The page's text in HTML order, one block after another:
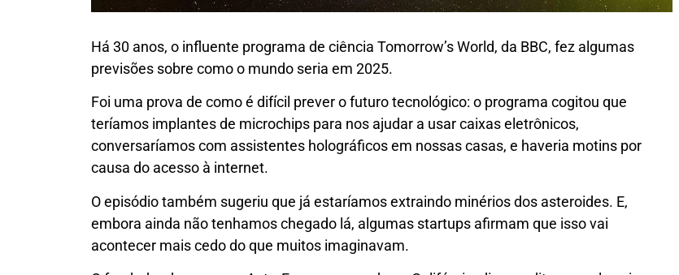
Há 30 anos, o influente programa de ciência Tomorrow’s World, da BBC, fez algumas
previsões sobre como o mundo seria em 2025.
Foi uma prova de como é difícil prever o futuro tecnológico: o programa cogitou que
teríamos implantes de microchips para nos ajudar a usar caixas eletrônicos,
conversaríamos com assistentes holográficos em nossas casas, e haveria motins por
causa do acesso à internet.
O episódio também sugeriu que já estaríamos extraindo minérios dos asteroides. E,
embora ainda não tenhamos chegado lá, algumas startups afirmam que isso vai
acontecer mais cedo do que muitos imaginavam.